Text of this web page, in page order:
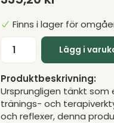
Finns i lager för
Lägg i
Produktbeskrivning:
Ursprungligen tänkt
tränings- och
och reflexer, denna